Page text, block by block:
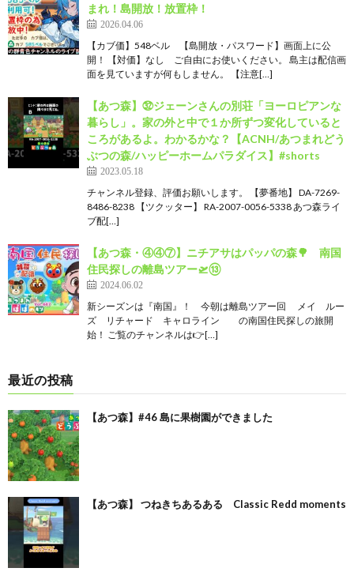
まれ！島開放！放置枠！
2026.04.06
【カブ価】548ベル 【島開放・パスワード】画面上に公
開！ 【対価】なし ご自由にお使いください。 島主は配信画
面を見ていますが何もしません。 【注意[…]
【あつ森】㉜ジェーンさんの別荘「ヨーロピアンな
暮らし」。家の外と中で１か所ずつ変化していると
ころがあるよ。わかるかな？【ACNH/あつまれどう
ぶつの森/ハッピーホームパラダイス】#shorts
2023.05.18
チャンネル登録、評価お願いします。 【夢番地】 DA-7269-
8486-8238 【ツクッター】 RA-2007-0056-5338 あつ森ライ
ブ配[…]
【あつ森・④④⑦】ニチアサはパッパの森🌳 南国
住民探しの離島ツアー🛫⑬
2024.06.02
新シーズンは『南国』！ 今朝は離島ツアー回 メイ ルー
ズ リチャード キャロライン の南国住民探しの旅開
始！ ご覧のチャンネルは👉[…]
最近の投稿
【あつ森】#46 島に果樹園ができました
【あつ森】 つねきちあるある Classic Redd moments